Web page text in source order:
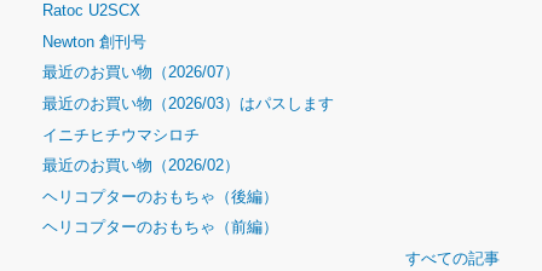
Ratoc U2SCX
Newton 創刊号
最近のお買い物（2026/07）
最近のお買い物（2026/03）はパスします
イニチヒチウマシロチ
最近のお買い物（2026/02）
ヘリコプターのおもちゃ（後編）
ヘリコプターのおもちゃ（前編）
すべての記事